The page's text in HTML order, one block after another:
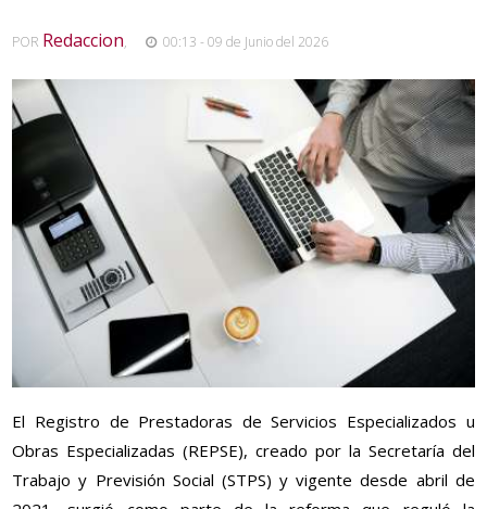
POR Redaccion, 00:13 - 09 de Junio del 2026
El Registro de Prestadoras de Servicios Especializados u
Obras Especializadas (REPSE), creado por la Secretaría del
Trabajo y Previsión Social (STPS) y vigente desde abril de